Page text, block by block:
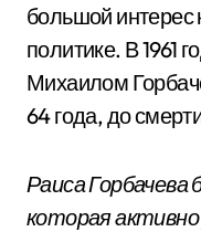
большой интерес
политике. В 1961
Михаилом
64 года, до
Раиса
которая